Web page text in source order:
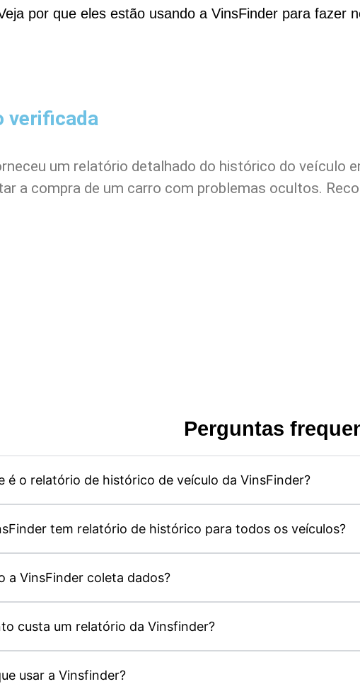
por que eles estão usando a VinsFinder para fazer
verificada
um relatório detalhado do histórico do veículo
a compra de um carro com problemas ocultos.
Perguntas
é o relatório de histórico de veículo da VinsFinder?
tem relatório de histórico para todos os veículos?
a VinsFinder coleta dados?
custa um relatório da Vinsfinder?
usar a Vinsfinder?